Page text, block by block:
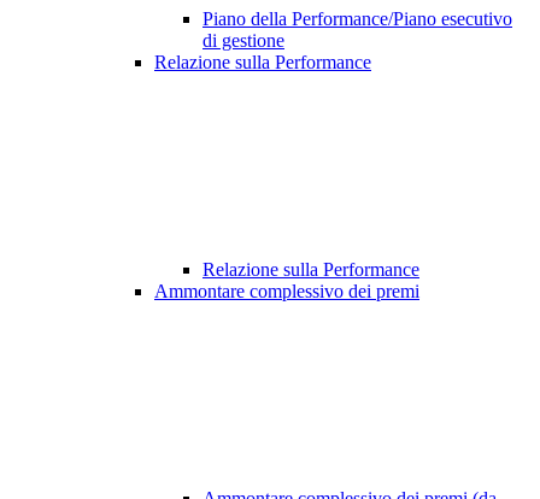
Piano della Performance/Piano esecutivo
di gestione
Relazione sulla Performance
Relazione sulla Performance
Ammontare complessivo dei premi